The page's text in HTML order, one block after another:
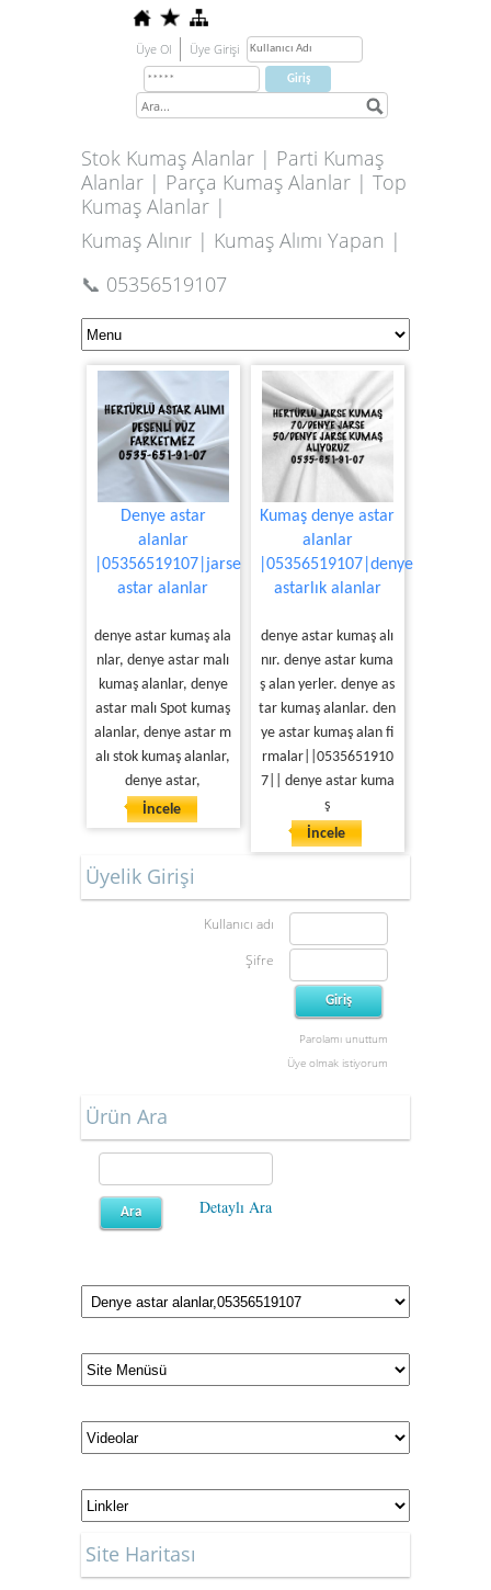
Üye Ol Üye Girişi
Stok Kumaş Alanlar | Parti Kumaş
Alanlar | Parça Kumaş Alanlar | Top
Kumaş Alanlar |
Kumaş Alınır | Kumaş Alımı Yapan |
📞 05356519107
Denye astar
alanlar
|05356519107|jarse
astar alanlar
denye astar kumaş ala
nlar, denye astar malı
kumaş alanlar, denye
astar malı Spot kumaş
alanlar, denye astar m
alı stok kumaş alanlar,
denye astar,
İncele
Kumaş denye astar
alanlar
|05356519107|denye
astarlık alanlar
denye astar kumaş alı
nır. denye astar kuma
ş alan yerler. denye as
tar kumaş alanlar. den
ye astar kumaş alan fi
rmalar||0535651910
7|| denye astar kuma
ş
İncele
Üyelik Girişi
Kullanıcı adı
Şifre
Parolamı unuttum
Üye olmak istiyorum
Ürün Ara
Detaylı Ara
Site Haritası